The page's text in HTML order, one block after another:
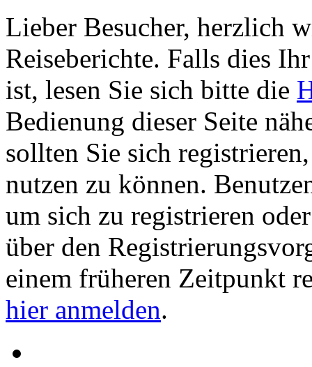
Lieber Besucher, herzlich
Reiseberichte. Falls dies
ist, lesen Sie sich bitte die
Bedienung dieser Seite
sollten Sie sich
nutzen zu können.
um sich zu registrieren
über den
einem früheren Zeitpunkt
hier anmelden.